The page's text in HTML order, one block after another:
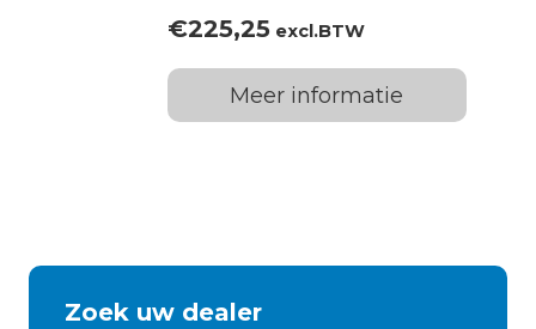
€225,25excl.BTW
Meer informatie
Zoek uw dealer